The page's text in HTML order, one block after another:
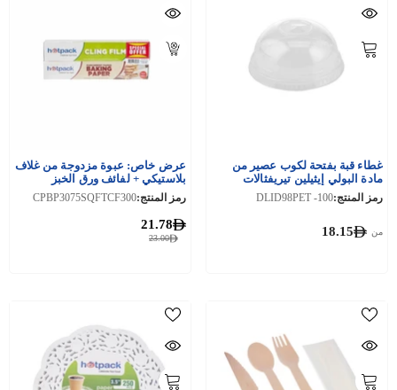
غطاء قبة بفتحة لكوب عصير من
مادة البولي إيثيلين تيريفثالات
(PET) بسعات 12/14/16/20/24
أونصة، قطر 98 بوصة
رمز المنتج:DLID98PET -100
من 18.15
عرض خاص: عبوة مزدوجة من غلاف
بلاستيكي + لفائف ورق الخبز
رمز المنتج:CPBP3075SQFTCF300
23.00
21.78